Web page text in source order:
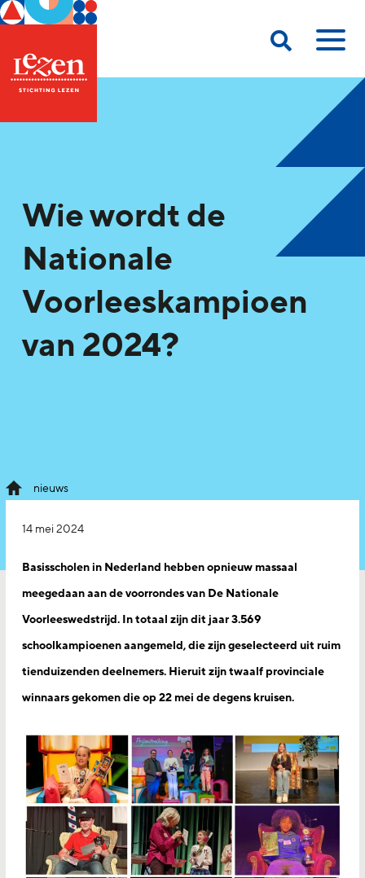
Wie wordt de
Nationale
Voorleeskampioen
van 2024?
nieuws
14 mei 2024
Basisscholen in Nederland hebben opnieuw massaal
meegedaan aan de voorrondes van De Nationale
Voorleeswedstrijd. In totaal zijn dit jaar 3.569
schoolkampioenen aangemeld, die zijn geselecteerd uit ruim
tienduizenden deelnemers. Hieruit zijn twaalf provinciale
winnaars gekomen die op 22 mei de degens kruisen.